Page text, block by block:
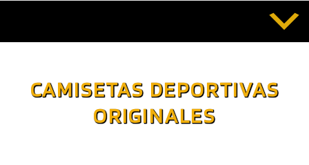
contenido
CAMISETAS DEPORTIVAS
ORIGINALES